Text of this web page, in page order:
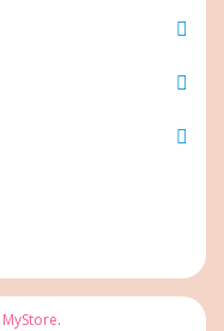
MyStore.